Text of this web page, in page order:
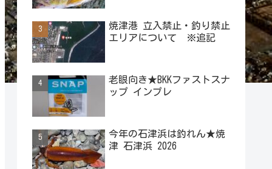
焼津港 立入禁止・釣り禁止
エリアについて ※追記
老眼向き★BKKファストスナ
ップ インプレ
今年の石津浜は釣れん★焼
津 石津浜 2026